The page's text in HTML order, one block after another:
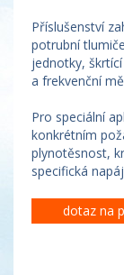
Příslušenství
potrubní
jednotky,
a frekvenční
Pro speciální
konkrétním
plynotěsnost,
specifická
dotaz na